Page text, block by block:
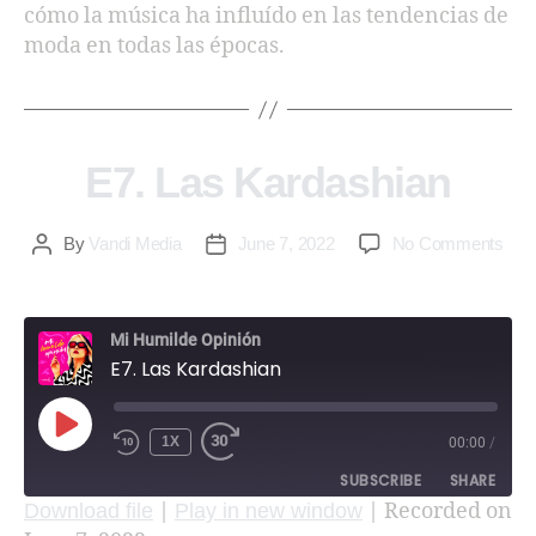
cómo la música ha influído en las tendencias de
moda en todas las épocas.
E7. Las Kardashian
By Vandi Media June 7, 2022 No Comments
Mi Humilde Opinión
E7. Las Kardashian
1X 00:00 /
SUBSCRIBE SHARE
Download file Play in new window
Recorded on